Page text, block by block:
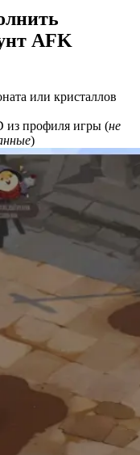
AFK
или кристаллов
из профиля игры (не
)